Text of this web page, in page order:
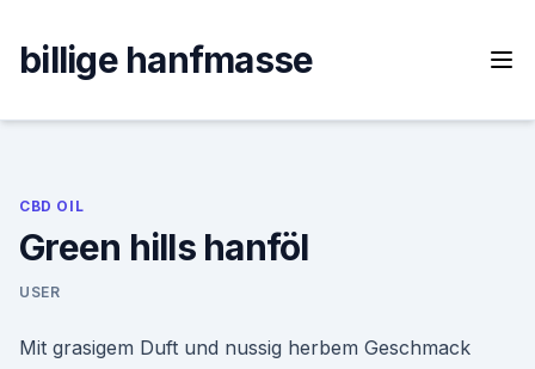
content
billige hanfmasse
CBD OIL
Green hills hanföl
USER
Mit grasigem Duft und nussig herbem Geschmack